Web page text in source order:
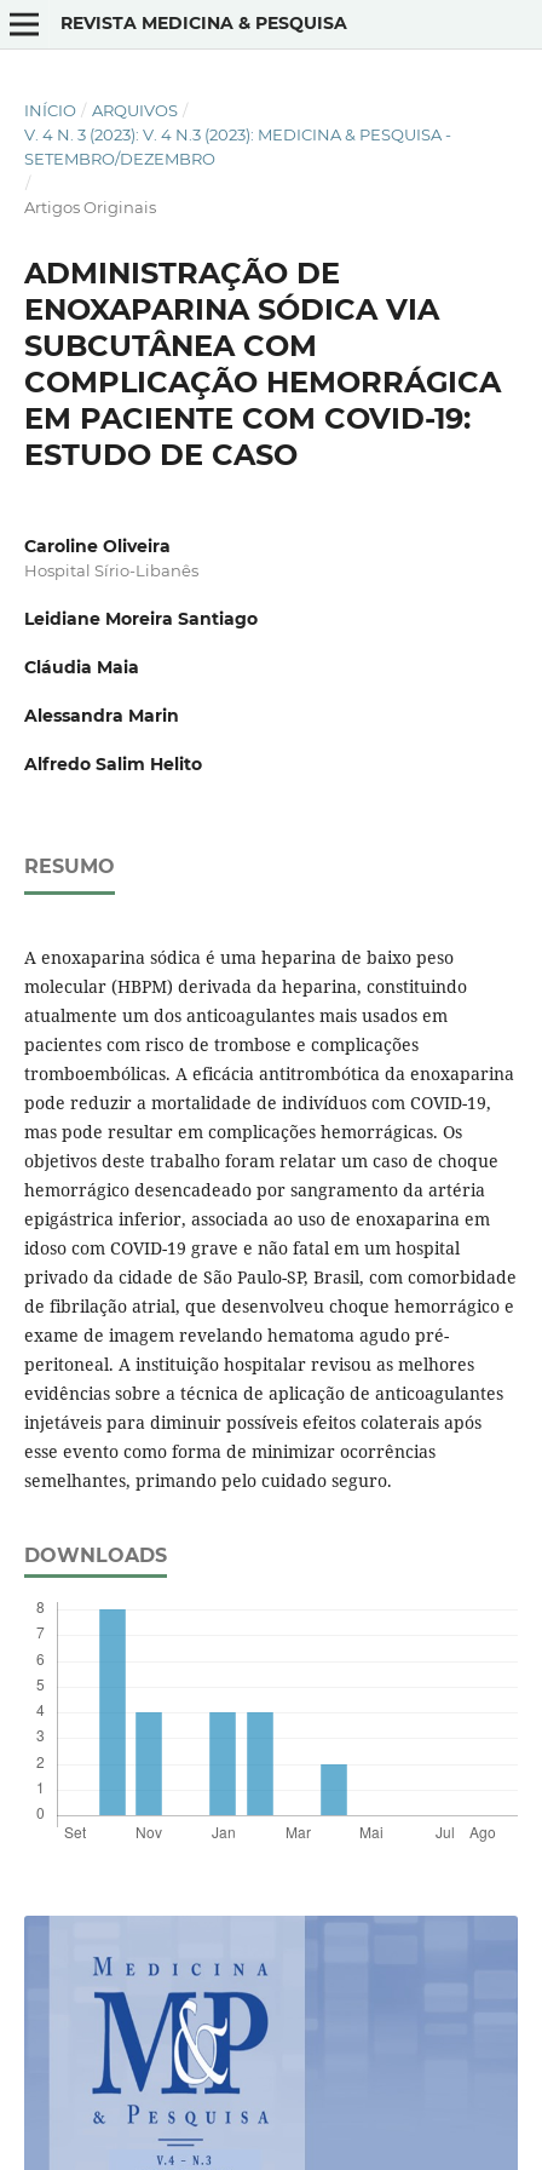
REVISTA MEDICINA & PESQUISA
INÍCIO / ARQUIVOS /
V. 4 N. 3 (2023): V. 4 N.3 (2023): MEDICINA & PESQUISA -
SETEMBRO/DEZEMBRO
/
Artigos Originais
ADMINISTRAÇÃO DE
ENOXAPARINA SÓDICA VIA
SUBCUTÂNEA COM
COMPLICAÇÃO HEMORRÁGICA
EM PACIENTE COM COVID-19:
ESTUDO DE CASO
Caroline Oliveira
Hospital Sírio-Libanês
Leidiane Moreira Santiago
Cláudia Maia
Alessandra Marin
Alfredo Salim Helito
RESUMO
A enoxaparina sódica é uma heparina de baixo peso
molecular (HBPM) derivada da heparina, constituindo
atualmente um dos anticoagulantes mais usados em
pacientes com risco de trombose e complicações
tromboembólicas. A eficácia antitrombótica da enoxaparina
pode reduzir a mortalidade de indivíduos com COVID-19,
mas pode resultar em complicações hemorrágicas. Os
objetivos deste trabalho foram relatar um caso de choque
hemorrágico desencadeado por sangramento da artéria
epigástrica inferior, associada ao uso de enoxaparina em
idoso com COVID-19 grave e não fatal em um hospital
privado da cidade de São Paulo-SP, Brasil, com comorbidade
de fibrilação atrial, que desenvolveu choque hemorrágico e
exame de imagem revelando hematoma agudo pré-
peritoneal. A instituição hospitalar revisou as melhores
evidências sobre a técnica de aplicação de anticoagulantes
injetáveis para diminuir possíveis efeitos colaterais após
esse evento como forma de minimizar ocorrências
semelhantes, primando pelo cuidado seguro.
DOWNLOADS